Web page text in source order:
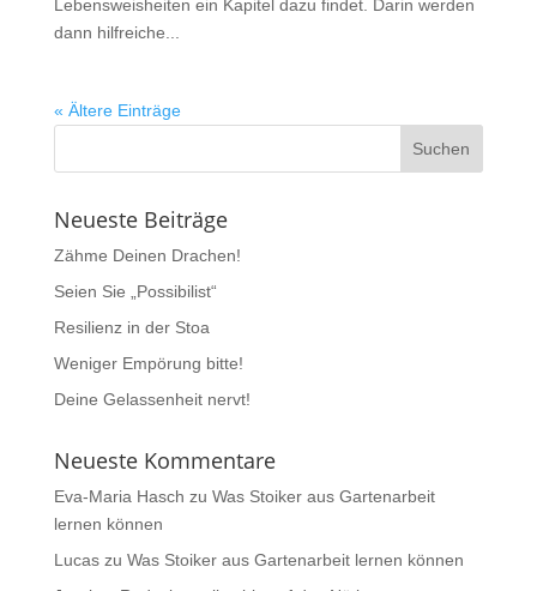
Lebensweisheiten ein Kapitel dazu findet. Darin werden
dann hilfreiche...
« Ältere Einträge
Neueste Beiträge
Zähme Deinen Drachen!
Seien Sie „Possibilist“
Resilienz in der Stoa
Weniger Empörung bitte!
Deine Gelassenheit nervt!
Neueste Kommentare
Eva-Maria Hasch zu Was Stoiker aus Gartenarbeit
lernen können
Lucaszu Was Stoiker aus Gartenarbeit lernen können